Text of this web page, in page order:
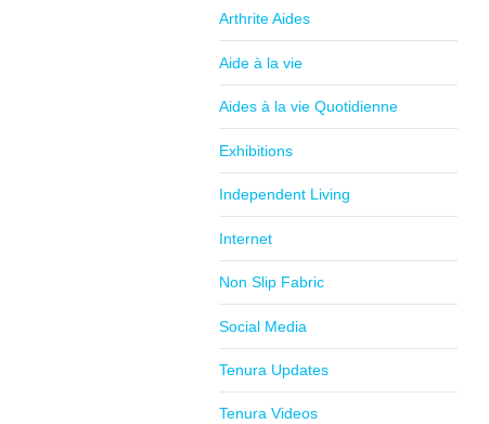
Arthrite Aides
Aide à la vie
Aides à la vie Quotidienne
Exhibitions
Independent Living
Internet
Non Slip Fabric
Social Media
Tenura Updates
Tenura Videos